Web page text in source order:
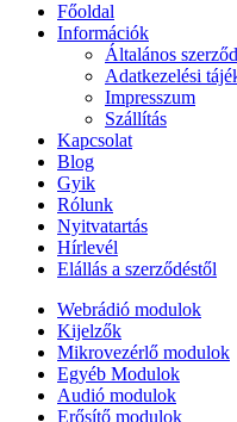
Főoldal
Információk
Általános
Adatkezelési
Impresszum
Szállítás
Kapcsolat
Blog
Gyik
Rólunk
Nyitvatartás
Hírlevél
Elállás a szerződéstől
Webrádió modulok
Kijelzők
Mikrovezérlő modulok
Egyéb Modulok
Audió modulok
Erősítő modulok